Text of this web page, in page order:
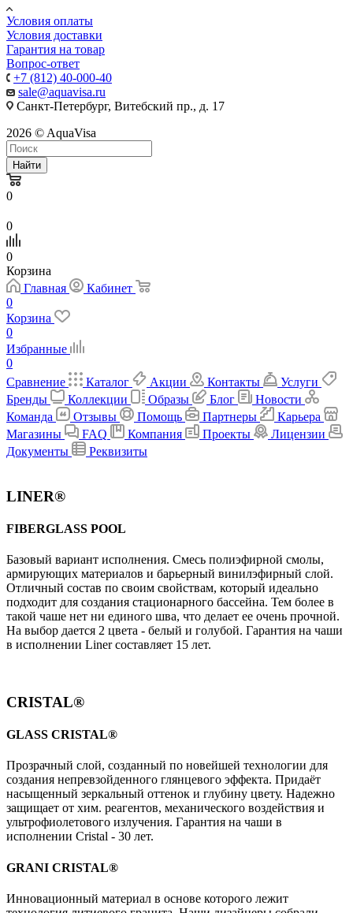
Условия оплаты
Условия доставки
Гарантия на товар
Вопрос-ответ
+7 (812) 40-000-40
sale@aquavisa.ru
Санкт-Петербург, Витебский пр., д. 17
2026 © AquaVisa
Найти
0
0
0
Корзина
Главная
Кабинет
0
Корзина
0
Избранные
0
Сравнение
Каталог Акции Контакты
Услуги
Бренды
Коллекции Образы Блог
Новости
Команда
Отзывы Помощь Партнеры
Карьера
Магазины
FAQ Компания Проекты
Лицензии
Документы
Реквизиты
LINER®
FIBERGLASS POOL
Базовый вариант исполнения. Cмесь полиэфирной смолы,
армирующих материалов и барьерный винилэфирный слой.
Отличный состав по своим свойствам, который идеально
подходит для создания стационарного бассейна. Тем более в
такой чаше нет ни единого шва, что делает ее очень прочной.
На выбор дается 2 цвета - белый и голубой. Гарантия на чаши
в исполнении Liner составляет 15 лет.
CRISTAL®
GLASS CRISTAL®
Прозрачный слой, созданный по новейшей технологии для
создания непревзойденного глянцевого эффекта. Придаёт
насыщенный зеркальный оттенок и глубину цвету. Надежно
защищает от хим. реагентов, механического воздействия и
ультрофиолетового излучения. Гарантия на чаши в
исполнении Cristal - 30 лет.
GRANI CRISTAL®
Инновационный материал в основе которого лежит